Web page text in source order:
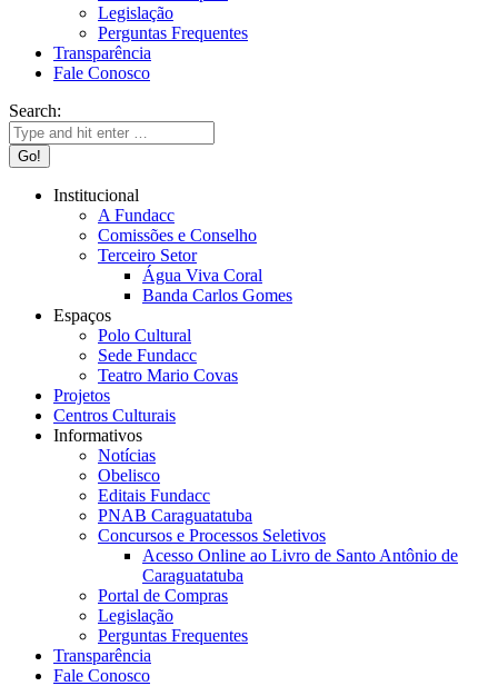
Legislação
Perguntas Frequentes
Transparência
Fale Conosco
Search:
Institucional
A Fundacc
Comissões e Conselho
Terceiro Setor
Água Viva Coral
Banda Carlos Gomes
Espaços
Polo Cultural
Sede Fundacc
Teatro Mario Covas
Projetos
Centros Culturais
Informativos
Notícias
Obelisco
Editais Fundacc
PNAB Caraguatatuba
Concursos e Processos Seletivos
Acesso Online ao Livro de Santo Antônio de
Caraguatatuba
Portal de Compras
Legislação
Perguntas Frequentes
Transparência
Fale Conosco